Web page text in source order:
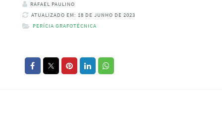
RAFAEL PAULINO
ATUALIZADO EM: 18 DE JUNHO DE 2023
PERÍCIA GRAFOTÉCNICA